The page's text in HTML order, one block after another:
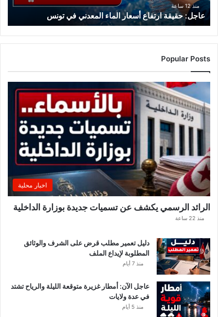
ا
ر
ت
ف
أ
ع
ل
م
ا
ء
م
ن
ي
ف
ي
ت
و
ن
س
منذ 12 ساعة
عاجل: حقيقة ارتفاع أسعار الماء المعدني في تونس
Popular Posts
اخبار محلية
الرائد الرسمي يكشف عن تسميات جديدة بوزارة الداخلية
منذ 22 ساعة
دليل تعمير مطلب قرض على الشرف والوثائق
المطلوبة لإيداع الملف
منذ 7 أيام
عاجل الآن: أمطار غزيرة متوقعة الليلة والرياح تشتد
في عدة ولايات
منذ 5 أيام